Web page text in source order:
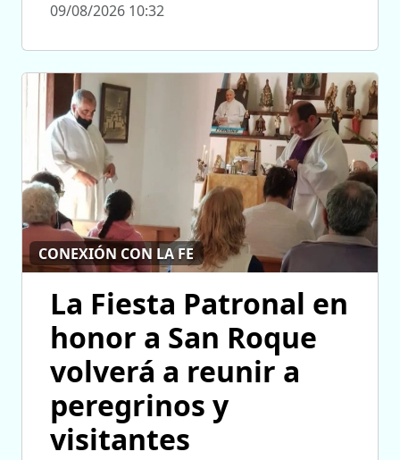
09/08/2026 10:32
CONEXIÓN CON LA FE
La Fiesta Patronal en
honor a San Roque
volverá a reunir a
peregrinos y
visitantes